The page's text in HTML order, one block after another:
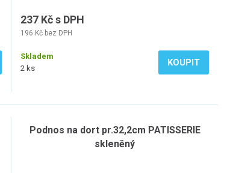
237 Kč s DPH
196 Kč bez DPH
Skladem
2 ks
KOUPIT
Podnos na dort pr.32,2cm PATISSERIE
skleněný